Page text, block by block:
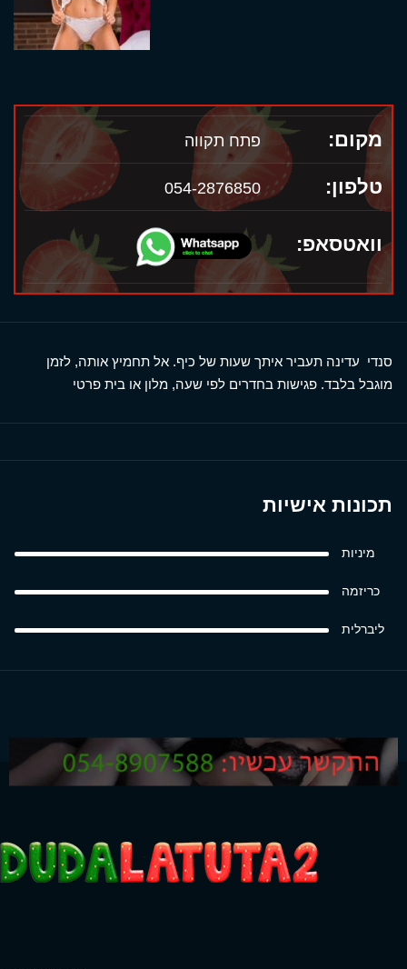
מקום: פתח תקווה
טלפון: 054-2876850
וואטסאפ:
סנדי עדינה תעביר איתך שעות של כיף. אל תחמיץ אותה, לזמן
מוגבל בלבד. פגישות בחדרים לפי שעה, מלון או בית פרטי
תכונות אישיות
מיניות
כריזמה
ליברלית